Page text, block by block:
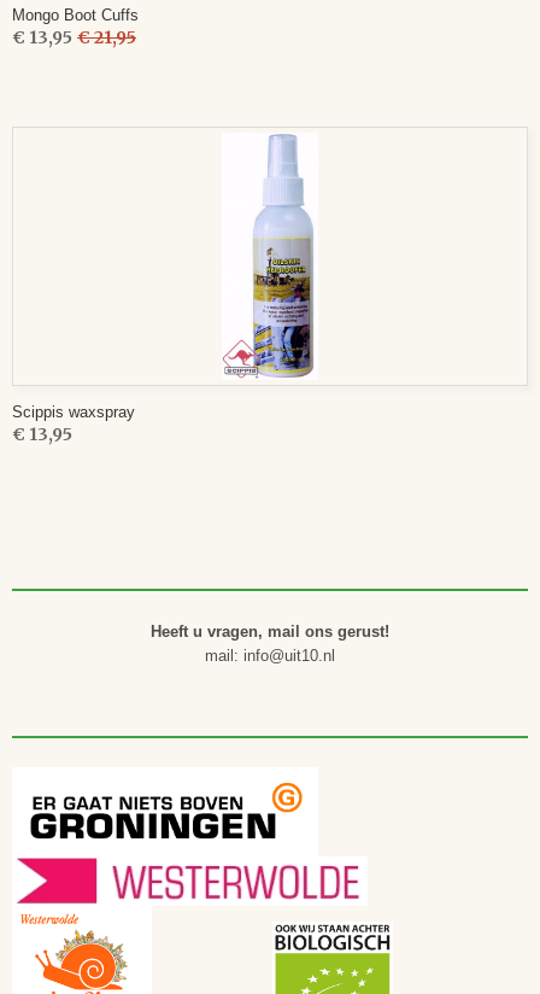
Mongo Boot Cuffs
€ 13,95 € 21,95
Scippis waxspray
€ 13,95
Heeft u vragen, mail ons gerust!
mail: info@uit10.nl